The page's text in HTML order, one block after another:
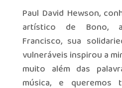
Paul David Hewson,
artístico de Bono,
Francisco, sua
vulneráveis inspirou a
muito além das
música, e queremos